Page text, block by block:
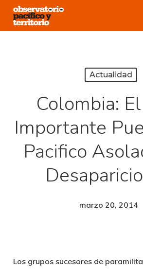
Skip
Actualidad
Colombia:
Importante
Pacifico
marzo 20, 2014
Los grupos sucesores de